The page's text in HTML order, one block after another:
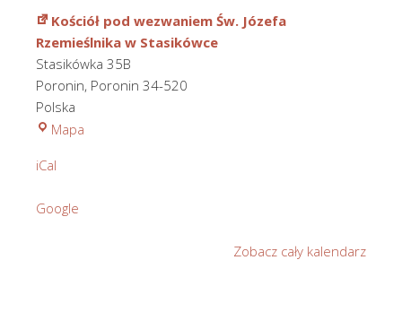
24
śm.
Kościół pod wezwaniem Św. Józefa
Rzemieślnika w Stasikówce
Stasikówka 35B
Poronin, Poronin 34-520
Polska
Mapa
iCal
Google
Zobacz cały kalendarz